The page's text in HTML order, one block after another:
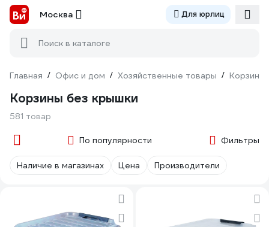
Москва Для юрлиц
Поиск в каталоге
Главная / Офис и дом / Хозяйственные товары / Корзины
Корзины без крышки
581 товар
По популярности Фильтры
Наличие в магазинах Цена Производители